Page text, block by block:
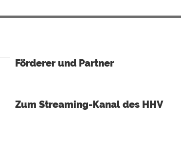
Förderer und Partner
Zum Streaming-Kanal des HHV